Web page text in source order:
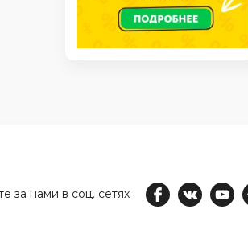
за нами в соц. сетях